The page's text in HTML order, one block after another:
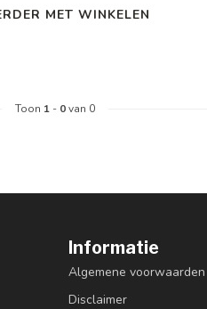
MET WINKELEN
Toon 1 - 0van 0
Informatie
Algemene voorwaarden
Disclaimer